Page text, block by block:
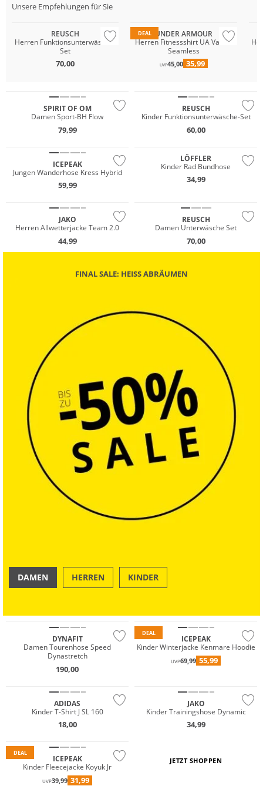
Unsere Empfehlungen für Sie
Preis & Wert
REUSCH
Herren Funktionsunterwäsche-
Set
70,00
DEAL
UNDER ARMOUR
Herren Fitnessshirt UA Vanish
Seamless
UVP45,00 35,99
SPIRIT OF OM
Damen Sport-BH Flow
79,99
REUSCH
Kinder Funktionsunterwäsche-Set
60,00
ICEPEAK
Jungen Wanderhose Kress Hybrid
59,99
Nachhaltig
LÖFFLER
Kinder Rad Bundhose
34,99
JAKO
Herren Allwetterjacke Team 2.0
44,99
REUSCH
Damen Unterwäsche Set
70,00
FINAL SALE: HEISS ABRÄUMEN
DAMEN HERREN KINDER
DYNAFIT
Damen Tourenhose Speed
Dynastretch
190,00
DEAL
ICEPEAK
Kinder Winterjacke Kenmare Hoodie
UVP69,99 55,99
ADIDAS
Kinder T-Shirt J SL 160
18,00
JAKO
Kinder Trainingshose Dynamic
34,99
DEAL
ICEPEAK
Kinder Fleecejacke Koyuk Jr
UVP39,99 31,99
JETZT SHOPPEN